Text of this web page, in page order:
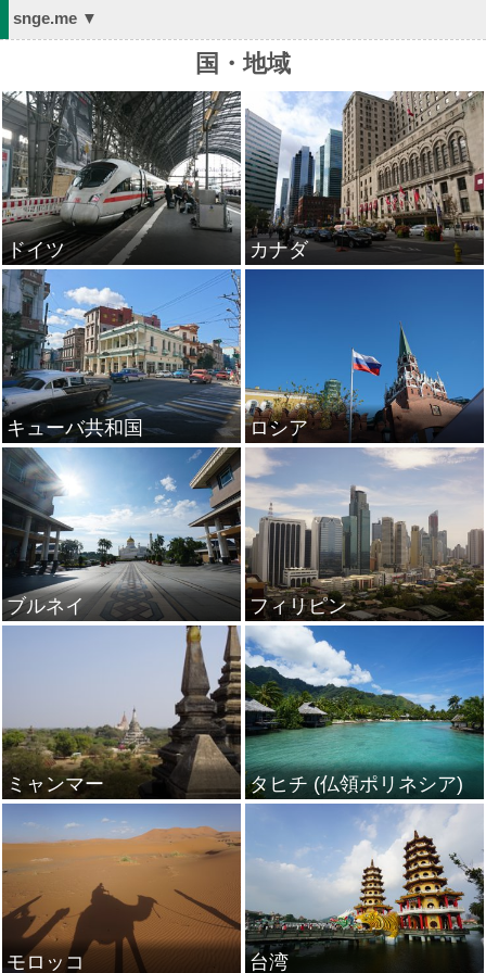
snge.me ▼
国・地域
ドイツ カナダ
キューバ共和国 ロシア
ブルネイ フィリピン
ミャンマー タヒチ (仏領ポリネシア)
モロッコ 台湾